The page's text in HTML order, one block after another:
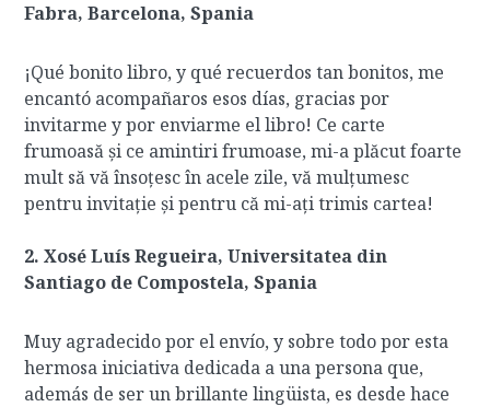
Fabra, Barcelona, Spania
¡Qué bonito libro, y qué recuerdos tan bonitos, me
encantó acompañaros esos días, gracias por
invitarme y por enviarme el libro! Ce carte
frumoasă și ce amintiri frumoase, mi-a plăcut foarte
mult să vă însoțesc în acele zile, vă mulțumesc
pentru invitație și pentru că mi-ați trimis cartea!
2. Xosé Luís Regueira, Universitatea din
Santiago de Compostela, Spania
Muy agradecido por el envío, y sobre todo por esta
hermosa iniciativa dedicada a una persona que,
además de ser un brillante lingüista, es desde hace